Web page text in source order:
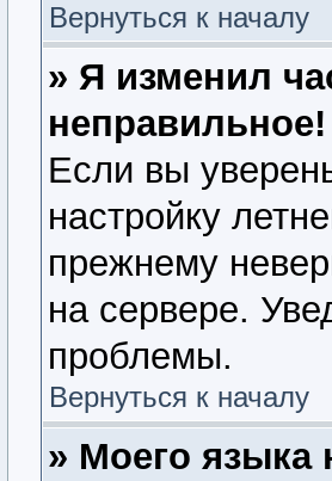
Вернуться к началу
» Я изменил
неправильное!
Если вы
настройку
прежнему
на сервере.
проблемы.
Вернуться к началу
» Моего языка